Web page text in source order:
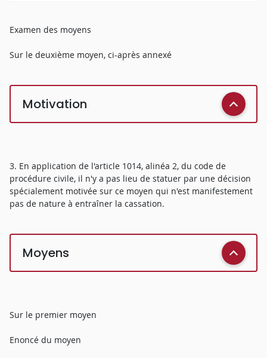
Examen des moyens
Sur le deuxième moyen, ci-après annexé
Motivation
3. En application de l'article 1014, alinéa 2, du code de
procédure civile, il n'y a pas lieu de statuer par une décision
spécialement motivée sur ce moyen qui n'est manifestement
pas de nature à entraîner la cassation.
Moyens
Sur le premier moyen
Enoncé du moyen